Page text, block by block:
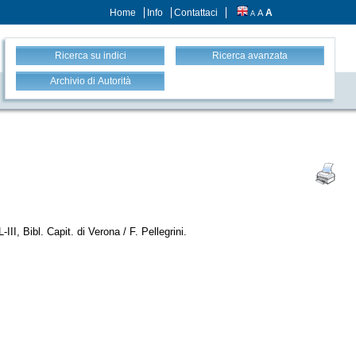
Home Info Contattaci A A A
Ricerca su indici Ricerca avanzata
Archivio di Autorità